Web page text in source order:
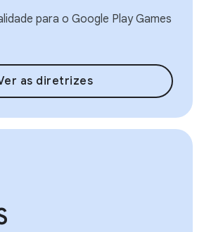
para o Google Play Games
as diretrizes